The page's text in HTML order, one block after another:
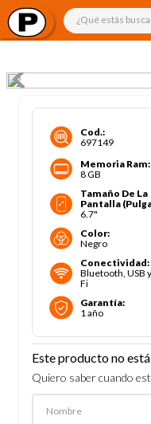
¿Qué estás
Cod.:
697149
Memoria Ram:
8 GB
Tamaño De La
Pantalla
6.7"
Color:
Negro
Conectividad:
Bluetooth, USB
Fi
Garantía:
1 año
Este producto no
Quiero saber cuando